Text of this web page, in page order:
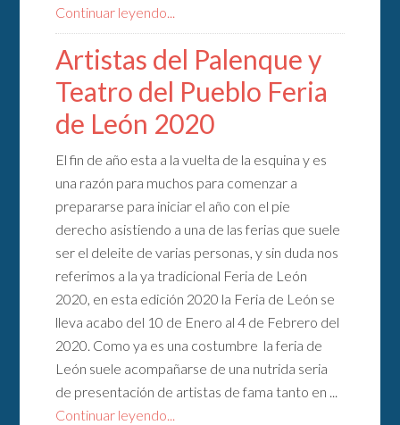
Continuar leyendo...
Artistas del Palenque y
Teatro del Pueblo Feria
de León 2020
El fin de año esta a la vuelta de la esquina y es
una razón para muchos para comenzar a
prepararse para iniciar el año con el pie
derecho asistiendo a una de las ferias que suele
ser el deleite de varias personas, y sin duda nos
referimos a la ya tradicional Feria de León
2020, en esta edición 2020 la Feria de León se
lleva acabo del 10 de Enero al 4 de Febrero del
2020. Como ya es una costumbre la feria de
León suele acompañarse de una nutrida seria
de presentación de artistas de fama tanto en ...
Continuar leyendo...